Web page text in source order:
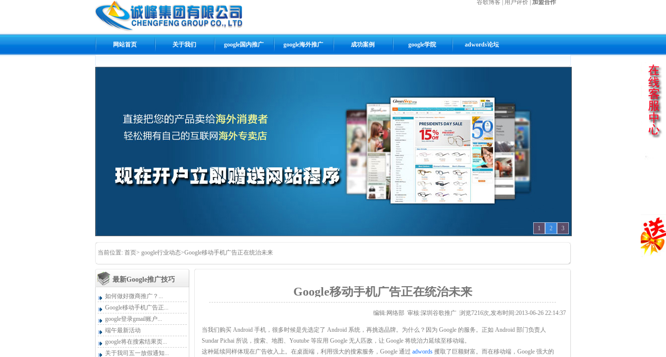
谷歌博客 用户评价 加盟合作
网站首页 关于我们 google国内推广 google海外推广 成功案例 google学院 adwords论坛
1 2 3
当前位置: 首页> google行业动态>Google移动手机广告正在统治未来
最新google推广技巧
如何做好微商推广？...
Google移动手机广告正...
google登录gmail账户...
端午最新活动
google将在搜索结果页...
关于我司五一放假通知...
Google移动手机广告正在统治未来
编辑:网络部 审核:深圳谷歌推广 浏览7216次,发布时间:2013-06-26 22:14:37
当我们购买 Android 手机，很多时候是先选定了 Android 系统，再挑选品牌。为什么？因为 Google 的服务。正如 Android 部门负责人
Sundar Pichai 所说，搜索、地图、Youtube 等应用 Google 无人匹敌，让 Google 将统治力延续至移动端。
这种延续同样体现在广告收入上。在桌面端，利用强大的搜索服务，Google 通过 adwords 攫取了巨额财富。而在移动端，Google 强大的